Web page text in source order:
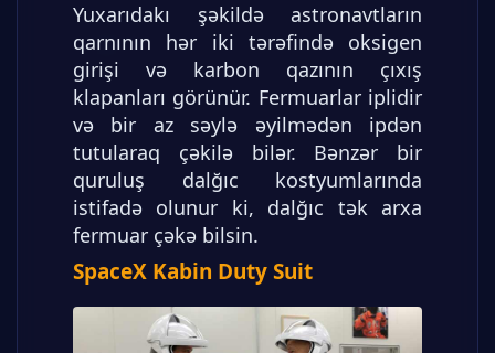
Yuxarıdakı şəkildə astronavtların
qarnının hər iki tərəfində oksigen
girişi və karbon qazının çıxış
klapanları görünür. Fermuarlar iplidir
və bir az səylə əyilmədən ipdən
tutularaq çəkilə bilər. Bənzər bir
quruluş dalğıc kostyumlarında
istifadə olunur ki, dalğıc tək arxa
fermuar çəkə bilsin.
SpaceX Kabin Duty Suit